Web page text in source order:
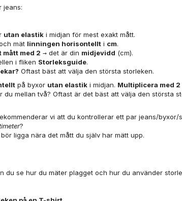
jeans:
utan elastiki midjan för mest exakt mått.
mät linningen horisontellti cm.
med 2 → det är din midjevidd (cm).
i fliken Storleksguide.
Oftast bäst att välja den största storleken.
på byxor utan elastiki midjan. Multiplicera med 2
du mellan två? Oftast är det bäst att välja den största
vi att du kontrollerar ett par jeans/
?
ligga nära det mått du själv har mätt upp.
du se hur du mäter plagget och hur du använder